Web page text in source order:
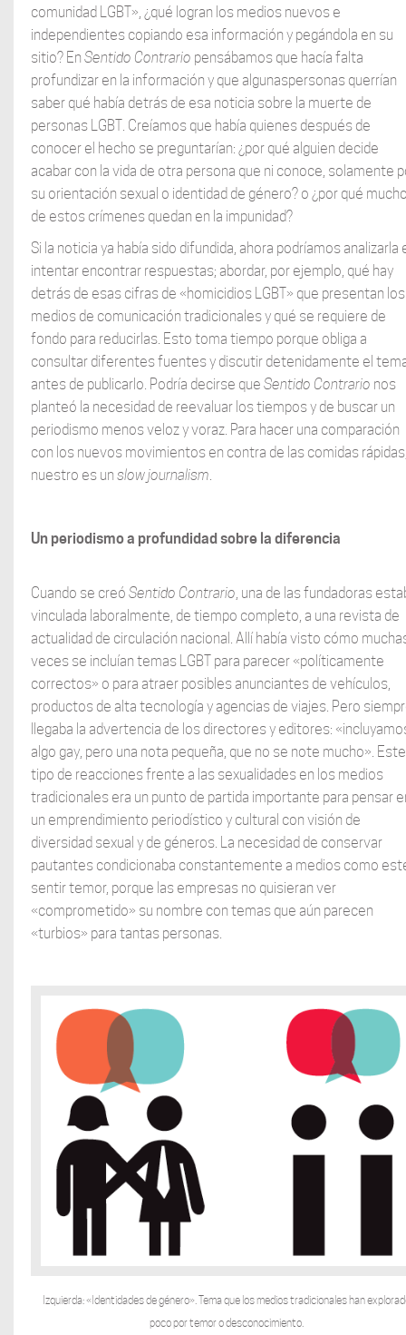
comunidad LGBT», ¿qué logran los medios nuevos e
independientes copiando esa información y pegándola en su
sitio? En Sentido Contrario pensábamos que hacía falta
profundizar en la información y que algunaspersonas querrían
saber qué había detrás de esa noticia sobre la muerte de
personas LGBT. Creíamos que había quienes después de
conocer el hecho se preguntarían: ¿por qué alguien decide
acabar con la vida de otra persona que ni conoce, solamente
su orientación sexual o identidad de género? o ¿por qué
de estos crímenes quedan en la impunidad?
Si la noticia ya había sido difundida, ahora podríamos analizarla
intentar encontrar respuestas; abordar, por ejemplo, qué hay
detrás de esas cifras de «homicidios LGBT» que presentan los
medios de comunicación tradicionales y qué se requiere de
fondo para reducirlas. Esto toma tiempo porque obliga a
consultar diferentes fuentes y discutir detenidamente el
antes de publicarlo. Podría decirse que Sentido Contrario nos
planteó la necesidad de reevaluar los tiempos y de buscar un
periodismo menos veloz y voraz. Para hacer una comparación
con los nuevos movimientos en contra de las comidas
nuestro es un slow journalism.
Un periodismo a profundidad sobre la diferencia
Cuando se creó Sentido Contrario, una de las fundadoras
vinculada laboralmente, de tiempo completo, a una revista de
actualidad de circulación nacional. Allí había visto cómo
veces se incluían temas LGBT para parecer «políticamente
correctos» o para atraer posibles anunciantes de vehículos,
productos de alta tecnología y agencias de viajes. Pero
llegaba la advertencia de los directores y editores:
algo gay, pero una nota pequeña, que no se note mucho». Este
tipo de reacciones frente a las sexualidades en los medios
tradicionales era un punto de partida importante para pensar
un emprendimiento periodístico y cultural con visión de
diversidad sexual y de géneros. La necesidad de conservar
pautantes condicionaba constantemente a medios como
sentir temor, porque las empresas no quisieran ver
«comprometido» su nombre con temas que aún parecen
«turbios» para tantas personas.
Izquierda: «Identidades de género». Tema que los medios tradicionales han
poco por temor o desconocimiento.